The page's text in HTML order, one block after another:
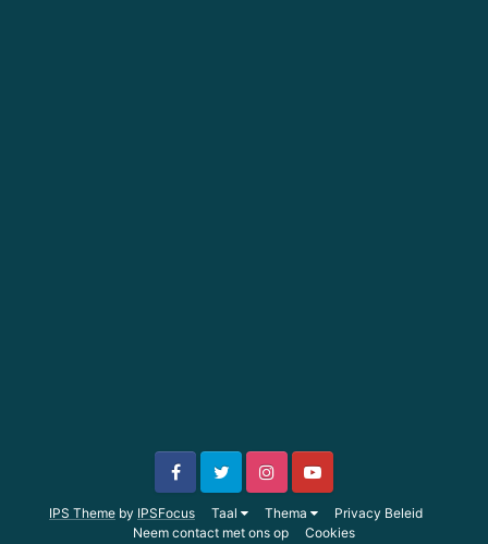
IPS Theme by IPSFocus Taal Thema
Privacy Beleid
Neem contact met ons op
Cookies